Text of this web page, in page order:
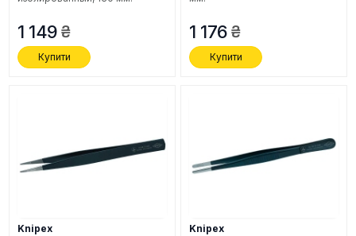
1 149
Купити
1 176
Купити
Knipex Knipex